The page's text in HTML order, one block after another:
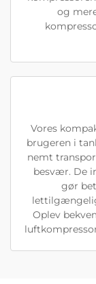
og
Vores
brugeren i
nemt
besvær. De
gør
Oplev